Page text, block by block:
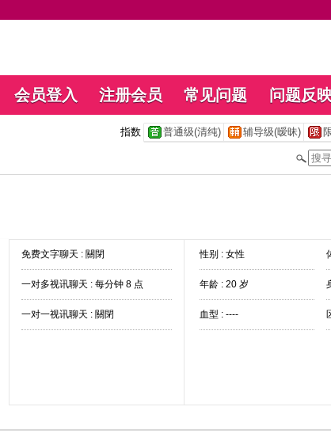
会员登入 注册会员 常见问题 问题反
指数 普通级(清纯) 辅导级(暧昧)
免费文字聊天 : 關閉
一对多视讯聊天 : 每分钟 8 点
一对一视讯聊天 : 關閉
性别 : 女性
年龄 : 20 岁
血型 : ----